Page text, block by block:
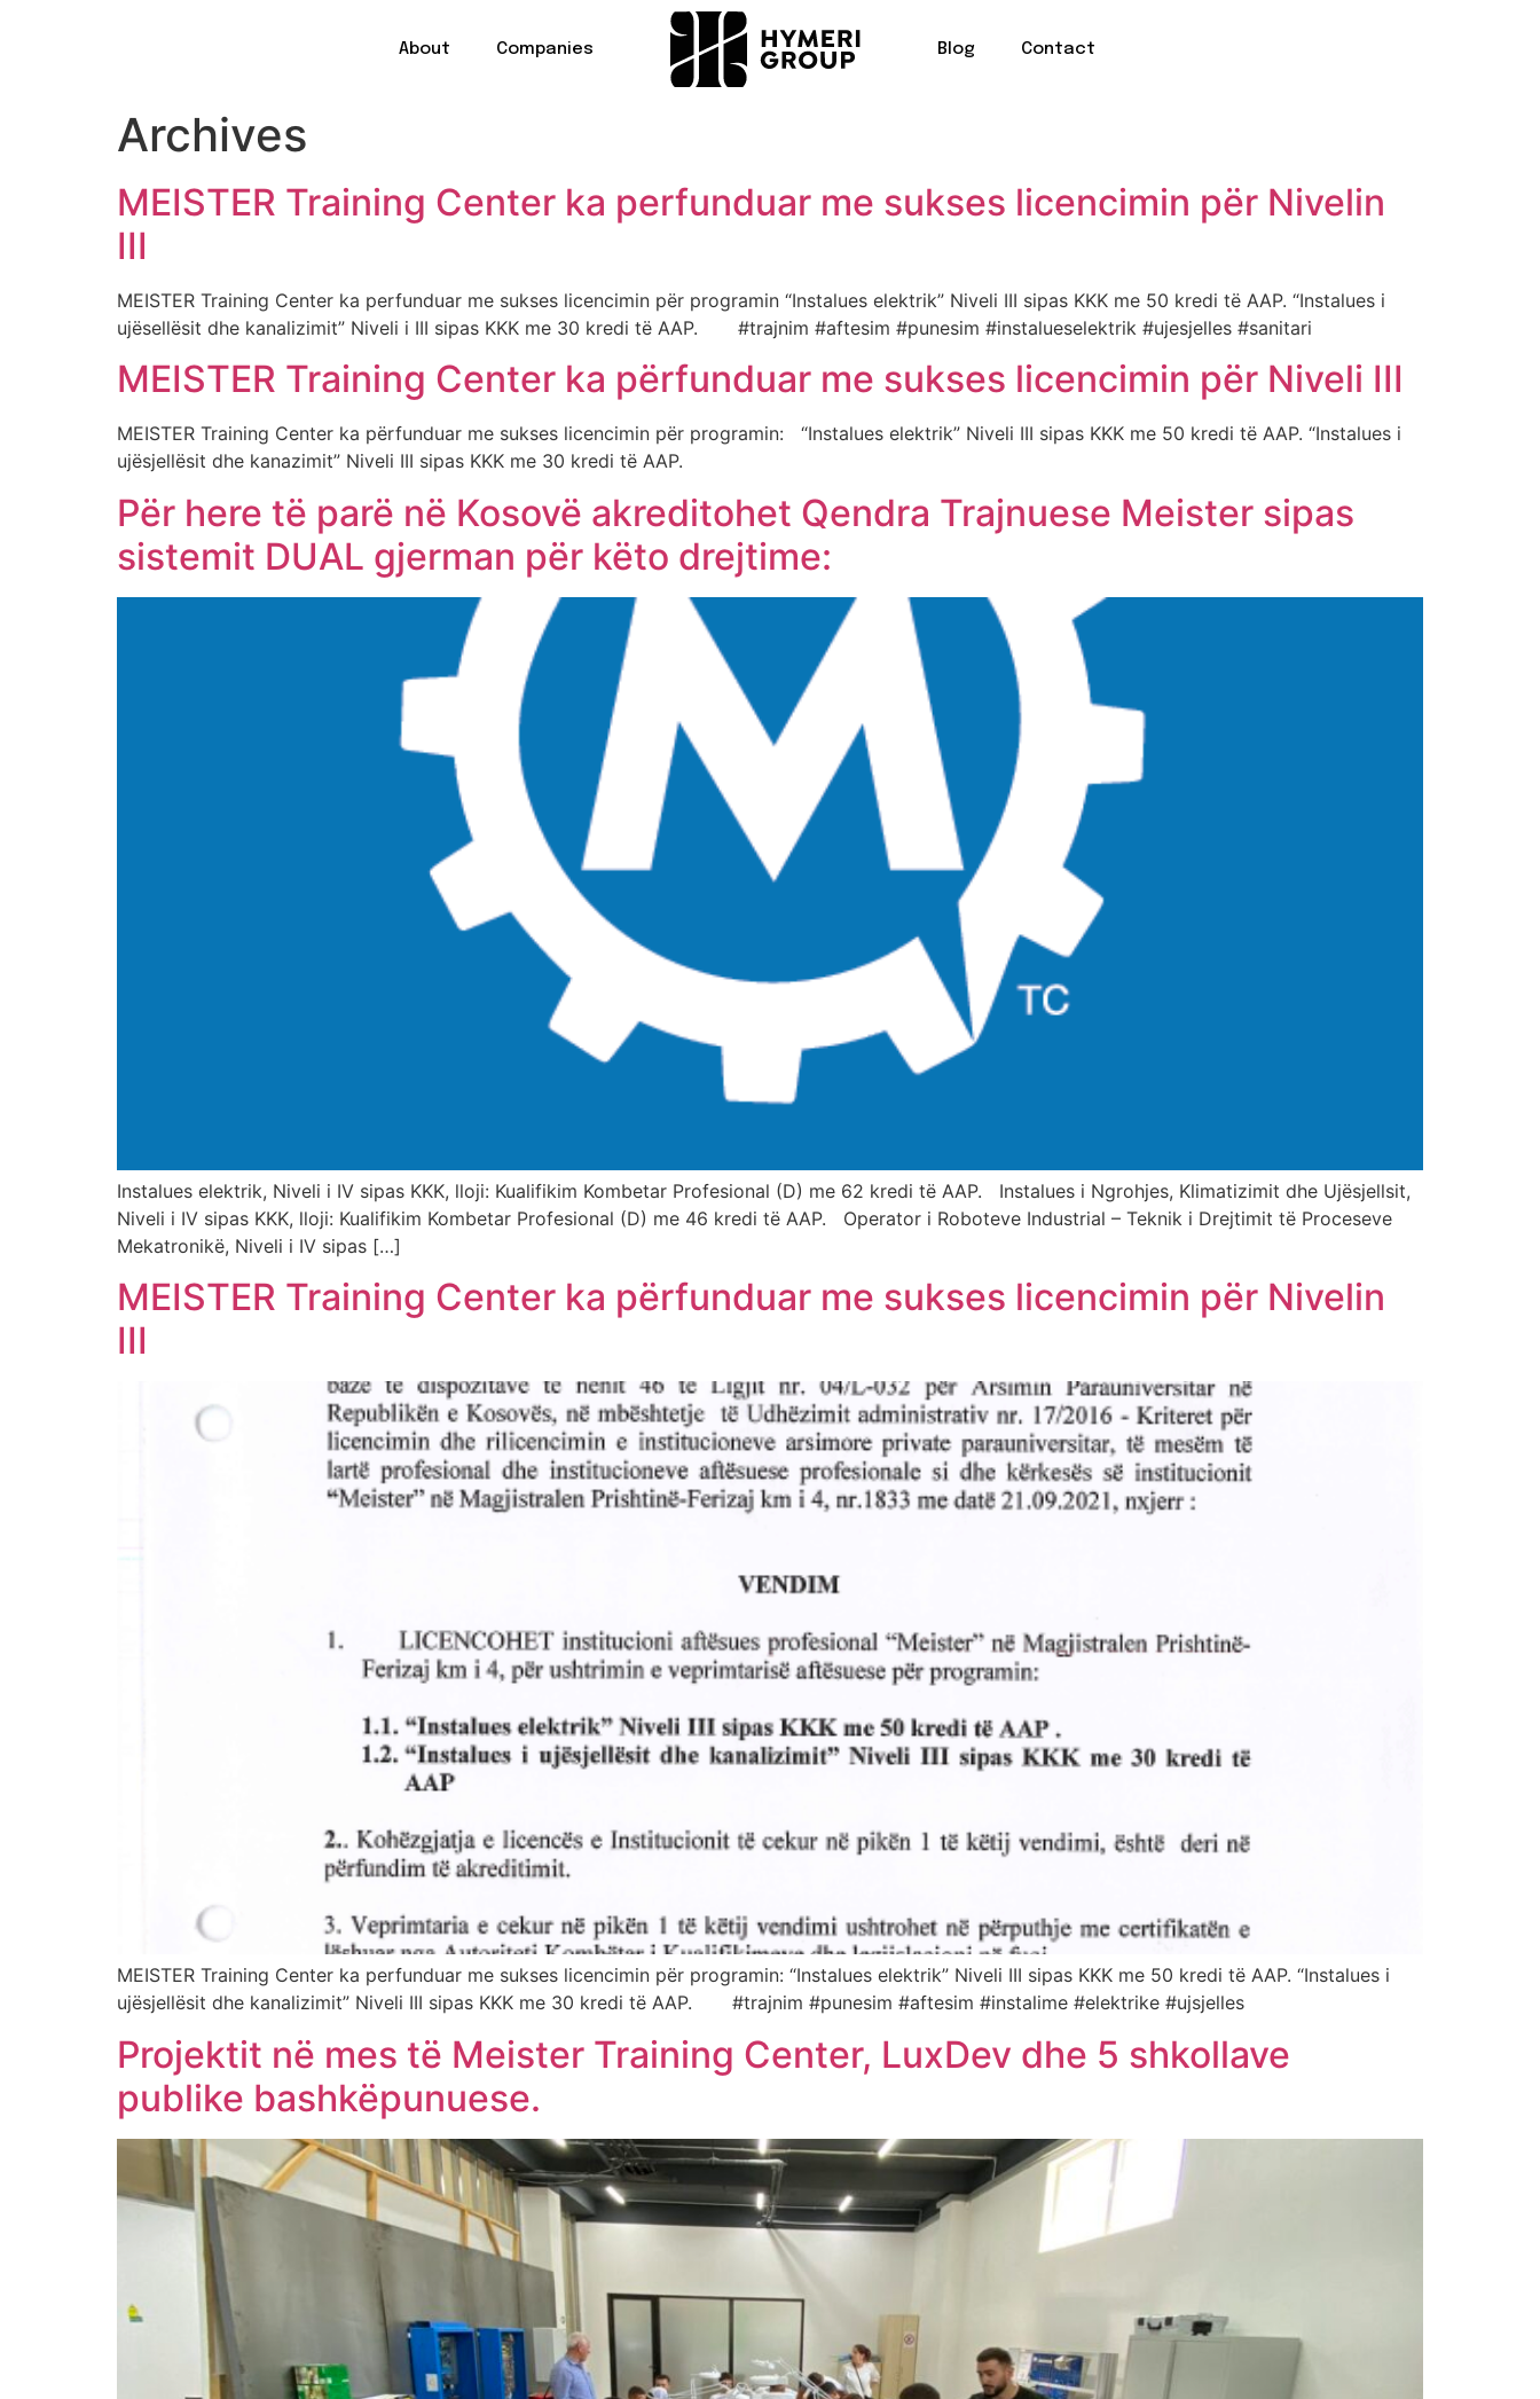
About Companies Blog Contact
Archives
MEISTER Training Center ka perfunduar me sukses licencimin për Nivelin
III
MEISTER Training Center ka perfunduar me sukses licencimin për programin “Instalues elektrik” Niveli III sipas KKK me 50 kredi të AAP. “Instalues i
ujësellësit dhe kanalizimit” Niveli i III sipas KKK me 30 kredi të AAP. #trajnim #aftesim #punesim #instalueselektrik #ujesjelles #sanitari
MEISTER Training Center ka përfunduar me sukses licencimin për Niveli III
MEISTER Training Center ka përfunduar me sukses licencimin për programin: “Instalues elektrik” Niveli III sipas KKK me 50 kredi të AAP. “Instalues i
ujësjellësit dhe kanazimit” Niveli III sipas KKK me 30 kredi të AAP.
Për here të parë në Kosovë akreditohet Qendra Trajnuese Meister sipas
sistemit DUAL gjerman për këto drejtime:
Instalues elektrik, Niveli i IV sipas KKK, lloji: Kualifikim Kombetar Profesional (D) me 62 kredi të AAP. Instalues i Ngrohjes, Klimatizimit dhe Ujësjellsit,
Niveli i IV sipas KKK, lloji: Kualifikim Kombetar Profesional (D) me 46 kredi të AAP. Operator i Roboteve Industrial – Teknik i Drejtimit të Proceseve
Mekatronikë, Niveli i IV sipas […]
MEISTER Training Center ka përfunduar me sukses licencimin për Nivelin
III
MEISTER Training Center ka perfunduar me sukses licencimin për programin: “Instalues elektrik” Niveli III sipas KKK me 50 kredi të AAP. “Instalues i
ujësjellësit dhe kanalizimit” Niveli III sipas KKK me 30 kredi të AAP. #trajnim #punesim #aftesim #instalime #elektrike #ujsjelles
Projektit në mes të Meister Training Center, LuxDev dhe 5 shkollave
publike bashkëpunuese.